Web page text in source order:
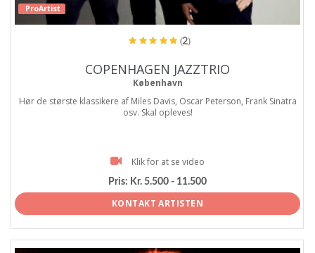
ProArtist
(2)
COPENHAGEN JAZZTRIO
København
Hør de største klassikere af Miles Davis, Oscar Peterson, Frank Sinatra
osv. Skal opleves!
Klik for at se video
Pris: Kr. 5.500 - 11.500
KONTAKT ARTISTEN